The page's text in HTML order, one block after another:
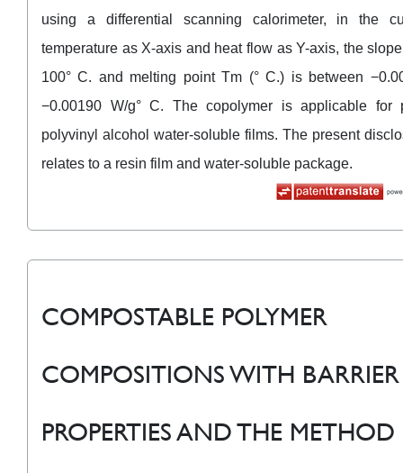
using a differential scanning calorimeter, in the
temperature as X-axis and heat flow as Y-axis, the
100° C. and melting point Tm (° C.) is between
−0.00190 W/g° C. The copolymer is applicable for
polyvinyl alcohol water-soluble films. The present
relates to a resin film and water-soluble package.
COMPOSTABLE POLYMER
COMPOSITIONS WITH BARRIER
PROPERTIES AND THE METHOD